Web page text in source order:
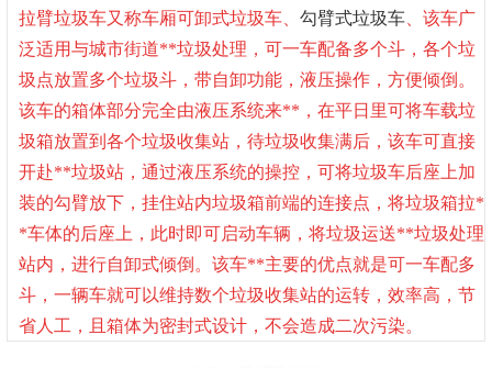
拉臂垃圾车又称车厢可卸式垃圾车、 勾臂式垃圾车、该车广
泛适用与城市街道**垃圾处理，可一车配备多个斗，各个垃
圾点放置多个垃圾斗，带自卸功能，液压操作，方便倾倒。
该车的箱体部分完全由液压系统来**，在平日里可将车载垃
圾箱放置到各个垃圾收集站，待垃圾收集满后，该车可直接
开赴**垃圾站，通过液压系统的操控，可将垃圾车后座上加
装的勾臂放下，挂住站内垃圾箱前端的连接点，将垃圾箱拉*
*车体的后座上，此时即可启动车辆，将垃圾运送**垃圾处理
站内，进行自卸式倾倒。该车**主要的优点就是可一车配多
斗，一辆车就可以维持数个垃圾收集站的运转，效率高，节
省人工，且箱体为密封式设计，不会造成二次污染。